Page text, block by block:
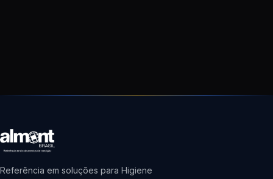
Referência em soluções para Higiene